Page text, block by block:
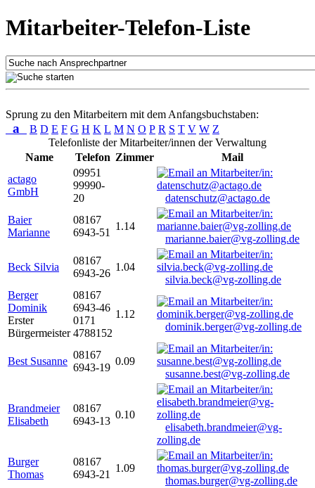
Mitarbeiter-Telefon-Liste
Sprung zu den Mitarbeitern mit dem Anfangsbuchstaben:
a B D E F G H K L M N O P R S T V W Z
Telefonliste der Mitarbeiter/innen der Verwaltung
Name
Telefon Zimmer
Mail
actago
GmbH
09951
99990-
20
datenschutz@actago.de
Baier
Marianne
08167
6943-51
1.14
marianne.baier@vg-zolling.de
Beck Silvia
08167
6943-26
1.04
silvia.beck@vg-zolling.de
Berger
Dominik
Erster
Bürgermeister
08167
6943-46
0171
4788152
1.12
dominik.berger@vg-zolling.de
Best Susanne
08167
6943-19
0.09
susanne.best@vg-zolling.de
Brandmeier
Elisabeth
08167
6943-13
0.10
elisabeth.brandmeier@vg-
zolling.de
Burger
Thomas
08167
6943-21
1.09
thomas.burger@vg-zolling.de